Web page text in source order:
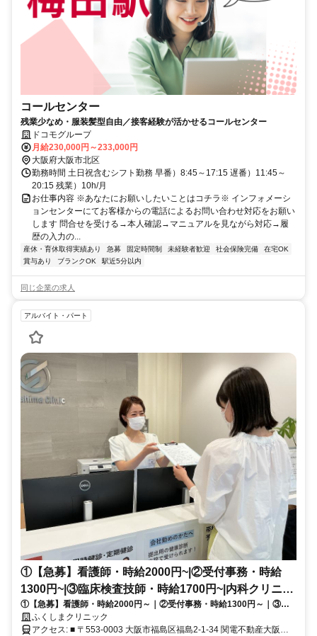
コールセンター
残業少なめ・服装髪型自由／接客経験が活かせるコールセンター
ドコモグループ
月給230,000円～233,000円
大阪府大阪市北区
勤務時間 土日祝含むシフト勤務 早番）8:45～17:15 遅番）11:45～
20:15 残業）10h/月
お仕事内容 ※あなたにお願いしたいことはコチラ※ インフォメーシ
ョンセンターにてお客様からの電話によるお問い合わせ対応をお願い
します 問合せを受ける→本人確認→マニュアルを見ながら対応→履
歴の入力の...
産休・育休取得実績あり 急募 固定時間制 未経験者歓迎 社会保険完備
在宅OK
賞与あり
ブランクOK 駅近5分以内
同じ企業の求人
アルバイト・パート
①【急募】看護師・時給2000円~|②受付事務・時給
1300円~|③臨床検査技師・時給1700円~|内科クリニッ
ク|週2日〜OK|予約制で残業ほぼな
①【急募】看護師・時給2000円～｜②受付事務・時給1300円～｜③臨
床検査技師・時給1700円～｜新福島3分｜週2日〜OK｜予約制で残業ほ
ぼなし｜正社員登用実績あり
ふくしまクリニック
アクセス: ■ 〒553-0003 大阪市福島区福島2-1-34 関電不動産大阪福